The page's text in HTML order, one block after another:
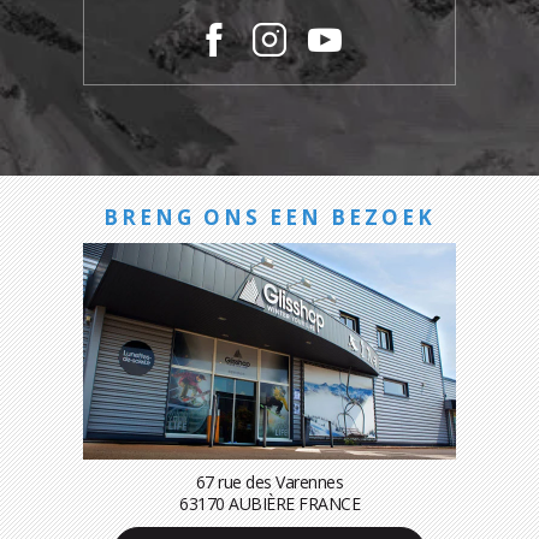
BRENG ONS EEN BEZOEK
67 rue des Varennes
63170 AUBIÈRE FRANCE